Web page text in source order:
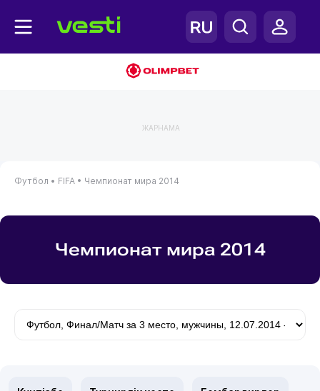
ЖАРНАМА
Футбол • FIFA • Чемпионат мира 2014
Чемпионат мира 2014